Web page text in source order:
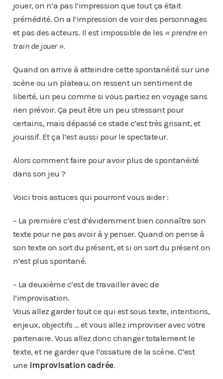
jouer, on n’a pas l’impression que tout ça était
prémédité. On a l’impression de voir des personnages
et pas des acteurs. Il est impossible de les « prendre en
train de jouer ».
Quand on arrive à atteindre cette spontanéité sur une
scène ou un plateau, on ressent un sentiment de
liberté, un peu comme si vous partiez en voyage sans
rien prévoir. Ça peut être un peu stressant pour
certains, mais dépassé ce stade c’est très grisant, et
jouissif. Et ça l’est aussi pour le spectateur.
Alors comment faire pour avoir plus de spontanéité
dans son jeu ?
Voici trois astuces qui pourront vous aider :
– La première c’est d’évidemment bien connaître son
texte pour ne pas avoir à y penser. Quand on pense à
son texte on sort du présent, et si on sort du présent on
n’est plus spontané.
– La deuxième c’est de travailler avec de
l’improvisation.
Vous allez garder tout ce qui est sous texte, intentions,
enjeux, objectifs … et vous allez improviser avec votre
partenaire. Vous allez donc changer totalement le
texte, et ne garder que l’ossature de la scène. C’est
une improvisation cadrée.